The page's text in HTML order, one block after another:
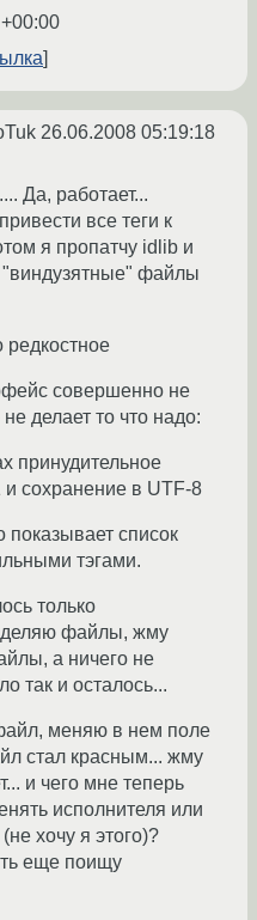
26.06.2008 05:19:18
Да, работает...
все теги к
я пропатчу idlib и
файлы
редкостное
совершенно не
делает то что надо:
принудительное
сохранение в UTF-8
показывает список
тэгами.
только
файлы, жму
а ничего не
так и осталось...
меняю в нем поле
стал красным... жму
и чего мне теперь
исполнителя или
хочу я этого)?
еще поищу